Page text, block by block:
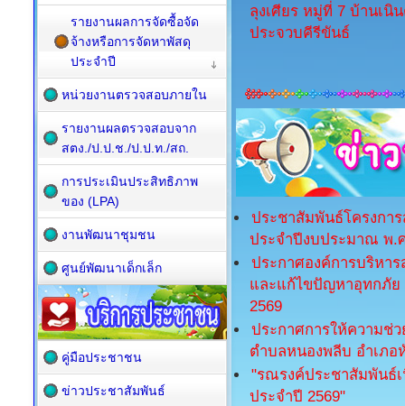
ลุงเศียร หมู่ที่ 7 บ้านเนิ
ประจวบคีรีขันธ์
ประชาสัมพันธ์โครงกา
ประจำปีงบประมาณ พ.
ประกาศองค์การบริหา
และแก้ไขปัญหาอุทกภัย
2569
ประกาศการให้ความช่
ตำบลหนองพลีบ อำเภ
"รณรงค์ประชาสัมพันธ์
ประจำปี 2569"
รายงานผลการจัดซื้อจัด
จ้างหรือการจัดหาพัสดุ
ประจำปี
หน่วยงานตรวจสอบภายใน
รายงานผลตรวจสอบจาก
สตง./ป.ป.ช./ป.ป.ท./สถ.
การประเมินประสิทธิภาพ
ของ (LPA)
งานพัฒนาชุมชน
ศูนย์พัฒนาเด็กเล็ก
คู่มือประชาชน
ข่าวประชาสัมพันธ์